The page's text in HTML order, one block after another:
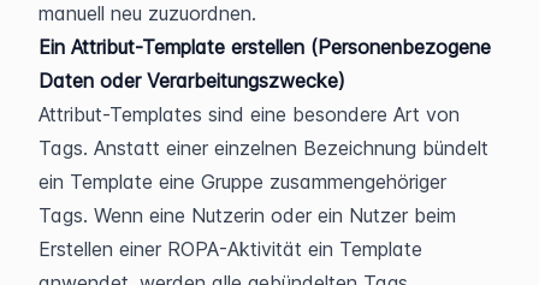
manuell neu zuzuordnen.
Ein Attribut-Template erstellen (Personenbezogene
Daten oder Verarbeitungszwecke)
Attribut-Templates sind eine besondere Art von
Tags. Anstatt einer einzelnen Bezeichnung bündelt
ein Template eine Gruppe zusammengehöriger
Tags. Wenn eine Nutzerin oder ein Nutzer beim
Erstellen einer ROPA-Aktivität ein Template